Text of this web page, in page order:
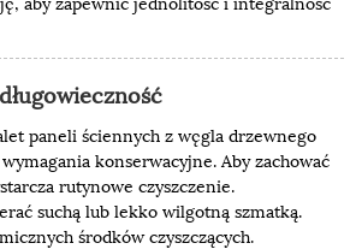
paneli ściennych z węgla drzewnego
konserwacyjne. Aby zachować
rutynowe czyszczenie.
suchą lub lekko wilgotną szmatką.
środków czyszczących.